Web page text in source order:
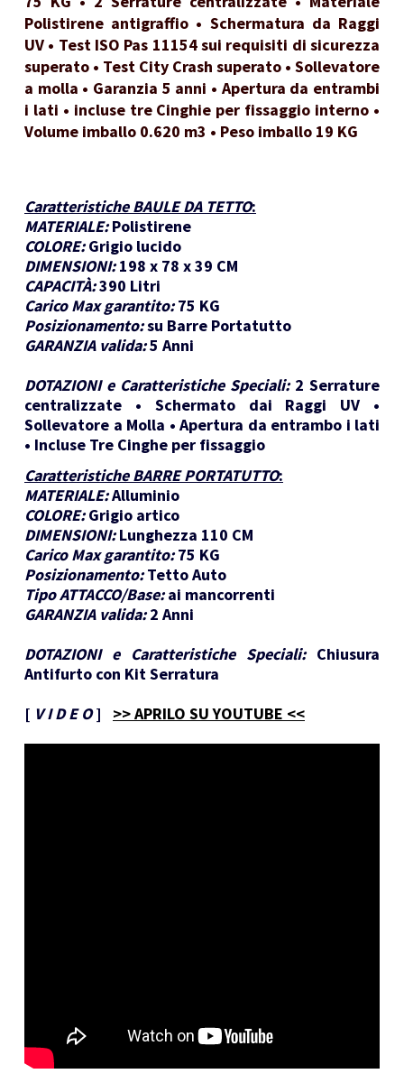
Polistirene antigraffio • Schermatura da Raggi
UV • Test ISO Pas 11154 sui requisiti di sicurezza
superato • Test City Crash superato • Sollevatore
a molla • Garanzia 5 anni • Apertura da entrambi
i lati • incluse tre Cinghie per fissaggio interno •
Volume imballo 0.620 m3 • Peso imballo 19 KG
Caratteristiche BAULE DA TETTO:
MATERIALE: Polistirene
COLORE: Grigio lucido
DIMENSIONI: 198 x 78 x 39 CM
CAPACITÀ:390 Litri
Carico Max garantito: 75 KG
Posizionamento:su Barre Portatutto
GARANZIA valida:5 Anni
DOTAZIONI e Caratteristiche Speciali: 2 Serrature
centralizzate • Schermato dai Raggi UV •
Sollevatore a Molla • Apertura da entrambo i lati
• Incluse Tre Cinghe per fissaggio
Caratteristiche BARRE PORTATUTTO:
MATERIALE:Alluminio
COLORE: Grigio artico
DIMENSIONI: Lunghezza 110 CM
Carico Max garantito: 75 KG
Posizionamento: Tetto Auto
Tipo ATTACCO/Base: ai mancorrenti
GARANZIA valida: 2 Anni
DOTAZIONI e Caratteristiche Speciali: Chiusura
Antifurto con Kit Serratura
[ V I D E O] >> APRILO SU YOUTUBE <<